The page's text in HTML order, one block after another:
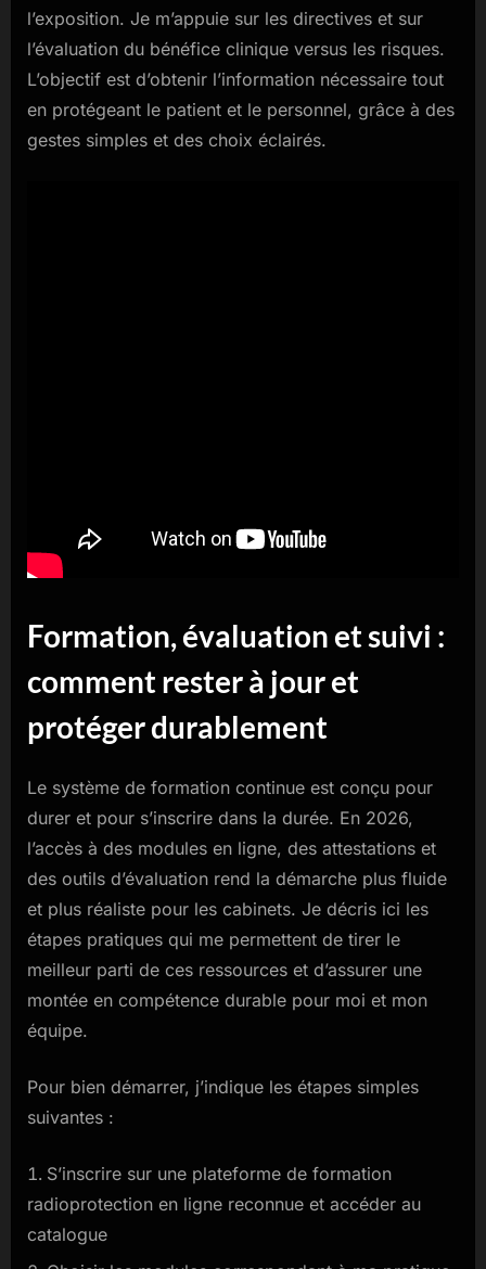
l’exposition. Je m’appuie sur les directives et sur
l’évaluation du bénéfice clinique versus les risques.
L’objectif est d’obtenir l’information nécessaire tout
en protégeant le patient et le personnel, grâce à des
gestes simples et des choix éclairés.
Formation, évaluation et suivi :
comment rester à jour et
protéger durablement
Le système de formation continue est conçu pour
durer et pour s’inscrire dans la durée. En 2026,
l’accès à des modules en ligne, des attestations et
des outils d’évaluation rend la démarche plus fluide
et plus réaliste pour les cabinets. Je décris ici les
étapes pratiques qui me permettent de tirer le
meilleur parti de ces ressources et d’assurer une
montée en compétence durable pour moi et mon
équipe.
Pour bien démarrer, j’indique les étapes simples
suivantes :
S’inscrire sur une plateforme de formation
radioprotection en ligne reconnue et accéder au
catalogue